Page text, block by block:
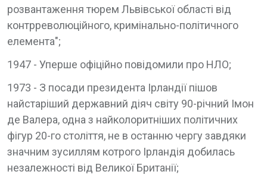
розвантаження тюрем Львівської області від
контрреволюційного, кримінально-політичного
елемента";
1947 - Уперше офіційно повідомили про НЛО;
1973 - З посади президента Ірландії пішов
найстаріший державний діяч світу 90-річний Імон
де Валера, одна з найколоритніших політичних
фігур 20-го століття, не в останню чергу завдяки
значним зусиллям котрого Ірландія добилась
незалежності від Великої Британії;